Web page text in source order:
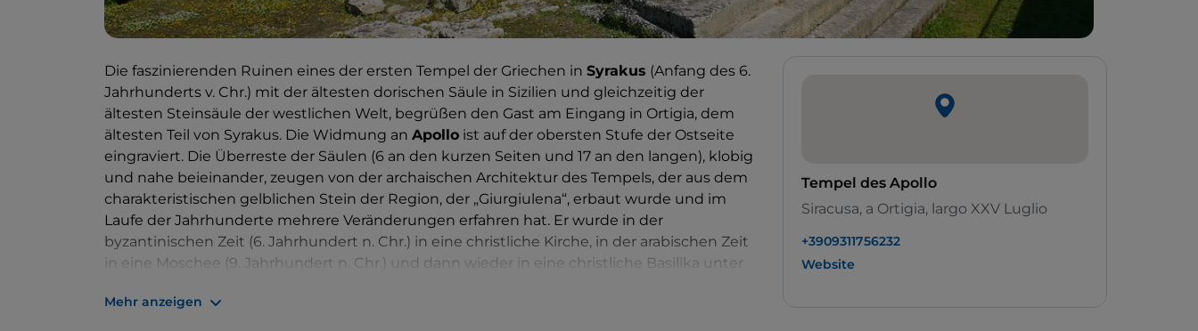
Die faszinierenden Ruinen eines der ersten Tempel der Griechen in Syrakus (Anfang des 6.
Jahrhunderts v. Chr.) mit der ältesten dorischen Säule in Sizilien und gleichzeitig der
ältesten Steinsäule der westlichen Welt, begrüßen den Gast am Eingang in Ortigia, dem
ältesten Teil von Syrakus. Die Widmung an Apollo ist auf der obersten Stufe der Ostseite
eingraviert. Die Überreste der Säulen (6 an den kurzen Seiten und 17 an den langen), klobig
und nahe beieinander, zeugen von der archaischen Architektur des Tempels, der aus dem
charakteristischen gelblichen Stein der Region, der „Giurgiulena“, erbaut wurde und im
Laufe der Jahrhunderte mehrere Veränderungen erfahren hat. Er wurde in der
byzantinischen Zeit (6. Jahrhundert n. Chr.) in eine christliche Kirche, in der arabischen Zeit
in eine Moschee (9. Jahrhundert n. Chr.) und dann wieder in eine christliche Basilika unter
während der spanischen Herrschaft in eine Kaserne integriert zu werden. Karl V. von
Mehr anzeigen
Tempel des Apollo
Siracusa, a Ortigia, largo XXV Luglio
+3909311756232
Website